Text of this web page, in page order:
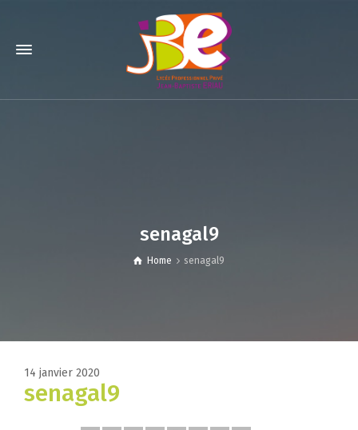
senagal9
Home senagal9
14 janvier 2020
senagal9